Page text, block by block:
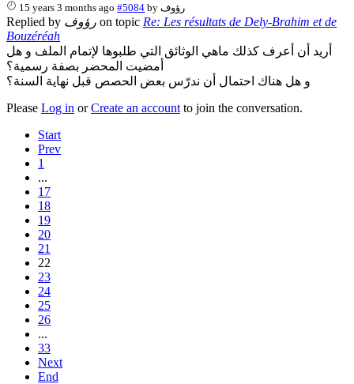
15 years 3 months ago #5084 byرؤوف
Replied by رؤوف on topic Re: Les résultats de Dely-Brahim et de
Bouzéréah
أريد أن أعرف كذلك ماهي الوثائق التي طلبوها لإتمام الملف و هل
أمضيت المحضر بصفة رسمية؟
و هل هناك احتمال أن ندرّس بعض الحصص قبل نهاية السنة؟
Please Log in orCreate an account to join the conversation.
Start
Prev
1
...
17
18
19
20
21
22
23
24
25
26
...
33
Next
End